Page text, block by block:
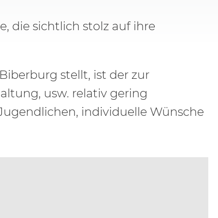
die sichtlich stolz auf ihre
stellt, ist der zur
usw. relativ gering
individuelle Wünsche